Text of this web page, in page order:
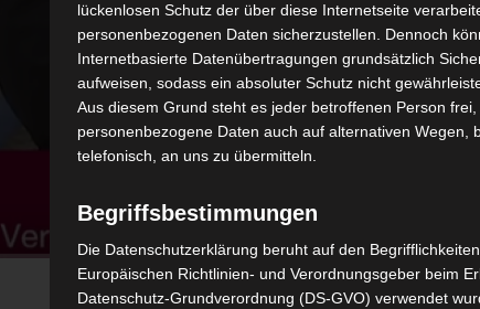
lückenlosen Schutz der über diese Internetseite
personenbezogenen Daten sicherzustellen. Dennoch
Internetbasierte Datenübertragungen grundsätzlich
aufweisen, sodass ein absoluter Schutz nicht
Aus diesem Grund steht es jeder betroffenen Person frei,
personenbezogene Daten auch auf alternativen Wegen,
telefonisch, an uns zu übermitteln.
Begriffsbestimmungen
Die Datenschutzerklärung beruht auf den
Europäischen Richtlinien- und Verordnungsgeber beim
Datenschutz-Grundverordnung (DS-GVO) verwendet